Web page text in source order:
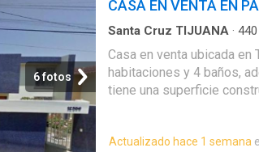
acompaña paso a paso
6 fotos
CASA EN VENTA EN
Santa Cruz TIJUANA · 440
Casa en venta ubicada en
habitaciones y 4 baños,
tiene una superficie
cuarto de servicio. Esta
garage y amenidades
Actualizado hace 1 semana